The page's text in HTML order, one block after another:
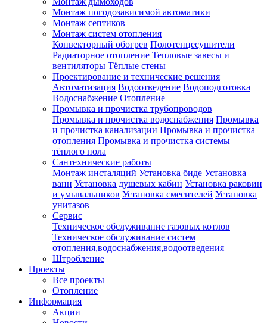
Монтаж погодозависимой автоматики
Монтаж септиков
Монтаж систем отопления
Конвекторный обогрев Полотенцесушители
Радиаторное отопление Тепловые завесы и
вентиляторы Тёплые стены
Проектирование и технические решения
Автоматизация Водоотведение Водоподготовка
Водоснабжение Отопление
Промывка и прочистка трубопроводов
Промывка и прочистка водоснабжения Промывка
и прочистка канализации Промывка и прочистка
отопления Промывка и прочистка системы
тёплого пола
Сантехнические работы
Монтаж инсталяций Установка биде Установка
ванн Установка душевых кабин Установка раковин
и умывальников Установка смесителей Установка
унитазов
Сервис
Техническое обслуживание газовых котлов
Техническое обслуживание систем
отопления,водоснабжения,водоотведения
Штробление
Проекты
Все проекты
Отопление
Информация
Акции